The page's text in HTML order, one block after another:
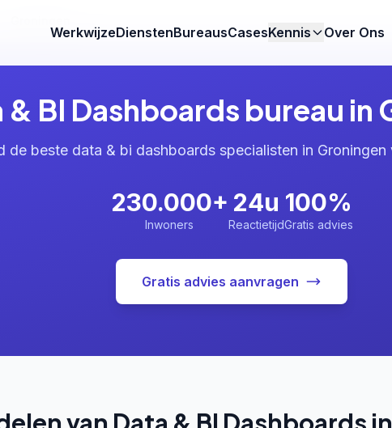
WerkwijzeDienstenBureausCasesKennis Over Ons
& BI Dashboards bureau in
de beste data & bi dashboards specialisten in Groningen
230.000+
Inwoners
24u
Reactietijd
100%
Gratis advies
Gratis advies aanvragen